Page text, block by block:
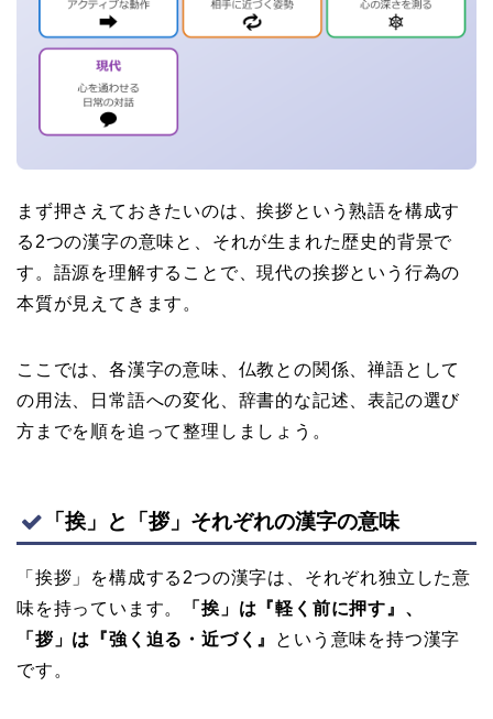
まず押さえておきたいのは、挨拶という熟語を構成す
る2つの漢字の意味と、それが生まれた歴史的背景で
す。語源を理解することで、現代の挨拶という行為の
本質が見えてきます。
ここでは、各漢字の意味、仏教との関係、禅語として
の用法、日常語への変化、辞書的な記述、表記の選び
方までを順を追って整理しましょう。
「挨」と「拶」それぞれの漢字の意味
「挨拶」を構成する2つの漢字は、それぞれ独立した意
味を持っています。
「挨」は『軽く前に押す』、
「拶」は『強く迫る・近づく』
という意味を持つ漢字
です。